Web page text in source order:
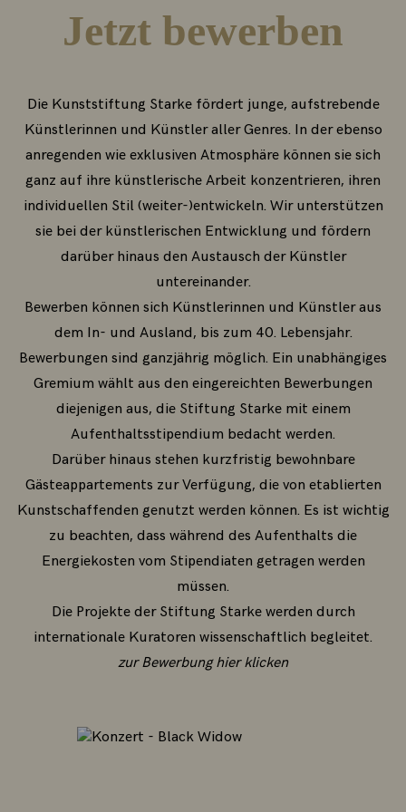
Jetzt bewerben
Die Kunststiftung Starke fördert junge, aufstrebende
Künstlerinnen und Künstler aller Genres. In der ebenso
anregenden wie exklusiven Atmosphäre können sie sich
ganz auf ihre künstlerische Arbeit konzentrieren, ihren
individuellen Stil (weiter-)entwickeln. Wir unterstützen
sie bei der künstlerischen Entwicklung und fördern
darüber hinaus den Austausch der Künstler
untereinander.
Bewerben können sich Künstlerinnen und Künstler aus
dem In- und Ausland, bis zum 40. Lebensjahr.
Bewerbungen sind ganzjährig möglich. Ein unabhängiges
Gremium wählt aus den eingereichten Bewerbungen
diejenigen aus, die Stiftung Starke mit einem
Aufenthaltsstipendium bedacht werden.
Darüber hinaus stehen kurzfristig bewohnbare
Gästeappartements zur Verfügung, die von etablierten
Kunstschaffenden genutzt werden können. Es ist wichtig
zu beachten, dass während des Aufenthalts die
Energiekosten vom Stipendiaten getragen werden
müssen.
Die Projekte der Stiftung Starke werden durch
internationale Kuratoren wissenschaftlich begleitet.
zur Bewerbung hier klicken